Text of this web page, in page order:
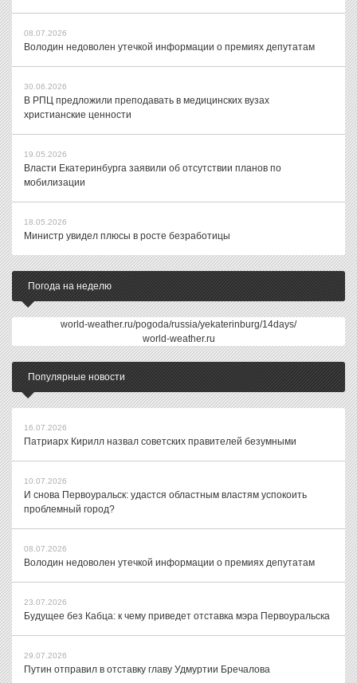
08.07.2026
Володин недоволен утечкой информации о премиях депутатам
30.06.2026
В РПЦ предложили преподавать в медицинских вузах
христианские ценности
19.05.2026
Власти Екатеринбурга заявили об отсутствии планов по
мобилизации
18.05.2026
Министр увидел плюсы в росте безработицы
Погода на неделю
world-weather.ru/pogoda/russia/yekaterinburg/14days/
world-weather.ru
Популярные новости
16.07.2026
Патриарх Кирилл назвал советских правителей безумными
10.07.2026
И снова Первоуральск: удастся областным властям успокоить
проблемный город?
08.07.2026
Володин недоволен утечкой информации о премиях депутатам
23.07.2026
Будущее без Кабца: к чему приведет отставка мэра Первоуральска
29.07.2026
Путин отправил в отставку главу Удмуртии Бречалова